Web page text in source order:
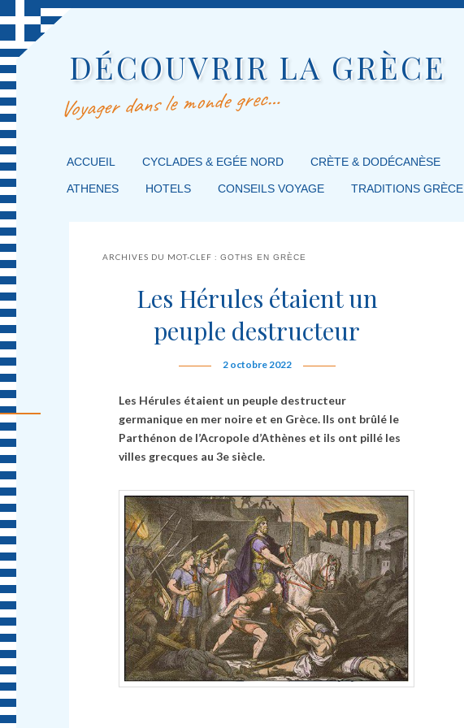
DÉCOUVRIR LA GRÈCE
Voyager dans le monde grec…
MENU PRINCIPAL
MASQUER LA NAVIGATION PRINCIPALE
MASQUER LA NAVIGATION SECONDAIRE
ACCUEIL CYCLADES & EGÉE NORD CRÈTE & DODÉCANÈSE
ATHENES HOTELS CONSEILS VOYAGE TRADITIONS GRÈCE
ARCHIVES DU MOT-CLEF :GOTHS EN GRÈCE
Les Hérules étaient un
peuple destructeur
2 octobre 2022
Les Hérules étaient un peuple destructeur
germanique en mer noire et en Grèce. Ils ont brûlé le
Parthénon de l’Acropole d’Athènes et ils ont pillé les
villes grecques au 3e siècle.